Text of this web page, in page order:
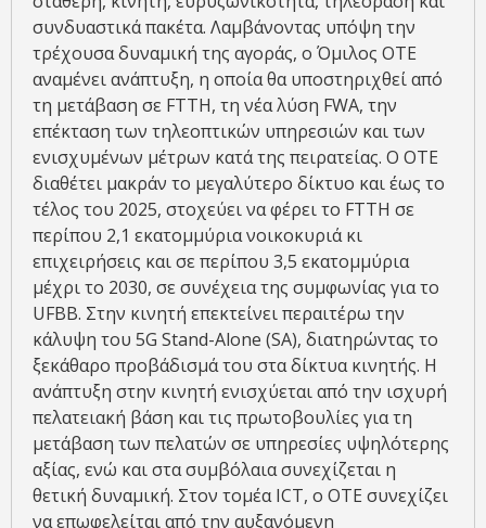
συνδυαστικά πακέτα. Λαμβάνοντας υπόψη την
τρέχουσα δυναμική της αγοράς, ο Όμιλος ΟΤΕ
αναμένει ανάπτυξη, η οποία θα υποστηριχθεί από
τη μετάβαση σε FTTH, τη νέα λύση FWA, την
επέκταση των τηλεοπτικών υπηρεσιών και των
ενισχυμένων μέτρων κατά της πειρατείας. O OTE
διαθέτει μακράν το μεγαλύτερο δίκτυο και έως το
τέλος του 2025, στοχεύει να φέρει το FTTH σε
περίπου 2,1 εκατομμύρια νοικοκυριά κι
επιχειρήσεις και σε περίπου 3,5 εκατομμύρια
μέχρι το 2030, σε συνέχεια της συμφωνίας για το
UFBB. Στην κινητή επεκτείνει περαιτέρω την
κάλυψη του 5G Stand-Alone (SA), διατηρώντας το
ξεκάθαρο προβάδισμά του στα δίκτυα κινητής. Η
ανάπτυξη στην κινητή ενισχύεται από την ισχυρή
πελατειακή βάση και τις πρωτοβουλίες για τη
μετάβαση των πελατών σε υπηρεσίες υψηλότερης
αξίας, ενώ και στα συμβόλαια συνεχίζεται η
θετική δυναμική. Στον τομέα ICT, ο ΟΤΕ συνεχίζει
να επωφελείται από την αυξανόμενη